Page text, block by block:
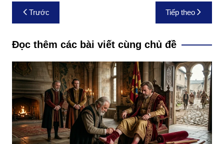
Điều
hướng
bài
viết
Trước Tiếp theo
Đọc thêm các bài viết cùng chủ đề